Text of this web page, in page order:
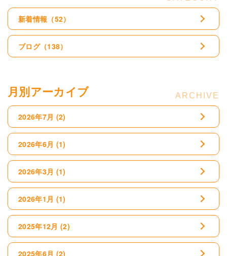
新着情報 （52）
ブログ（138）
月別アーカイブ
2026年7月 (2)
2026年6月 (1)
2026年3月 (1)
2026年1月 (1)
2025年12月 (2)
2025年6月 (2)